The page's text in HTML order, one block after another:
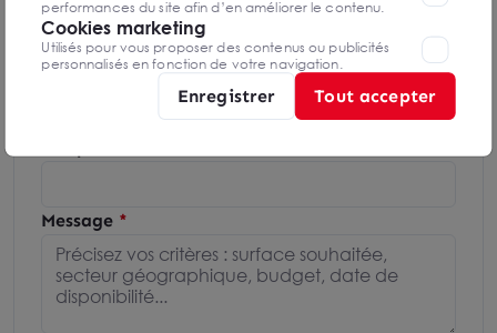
Email
Message
performances du site afin d’en améliorer le contenu.
Cookies marketing
Utilisés pour vous proposer des contenus ou publicités
personnalisés en fonction de votre navigation.
Enregistrer Tout accepter